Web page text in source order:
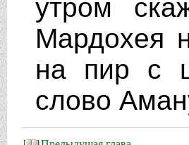
утром
Мардохея
на пир с
слово